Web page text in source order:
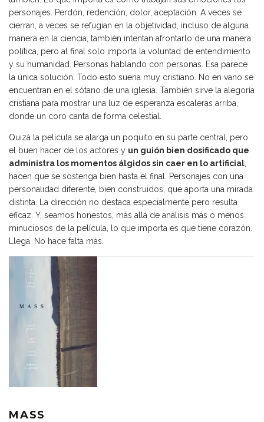
personajes. Perdón, redención, dolor, aceptación. A veces se
cierran, a veces se refugian en la objetividad, incluso de alguna
manera en la ciencia, también intentan afrontarlo de una manera
política, pero al final solo importa la voluntad de entendimiento
y su humanidad. Personas hablando con personas. Esa parece
la única solución. Todo esto suena muy cristiano. No en vano se
encuentran en el sótano de una iglesia. También sirve la alegoría
cristiana para mostrar una luz de esperanza escaleras arriba,
donde un coro canta de forma celestial.
Quizá la película se alarga un poquito en su parte central, pero
el buen hacer de los actores y un guión bien dosificado que
administra los momentos álgidos sin caer en lo artificial
hacen que se sostenga bien hasta el final. Personajes con una
personalidad diferente, bien construidos, que aporta una mirada
distinta. La dirección no destaca especialmente pero resulta
eficaz. Y, seamos honestos, más allá de análisis más o menos
minuciosos de la película, lo que importa es que tiene corazón.
Llega. No hace falta más.
MASS